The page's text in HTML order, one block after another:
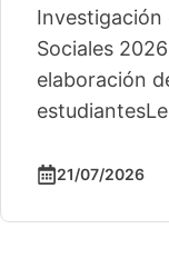
Investigación
Sociales
elaboración
estudiantes
21/07/2026